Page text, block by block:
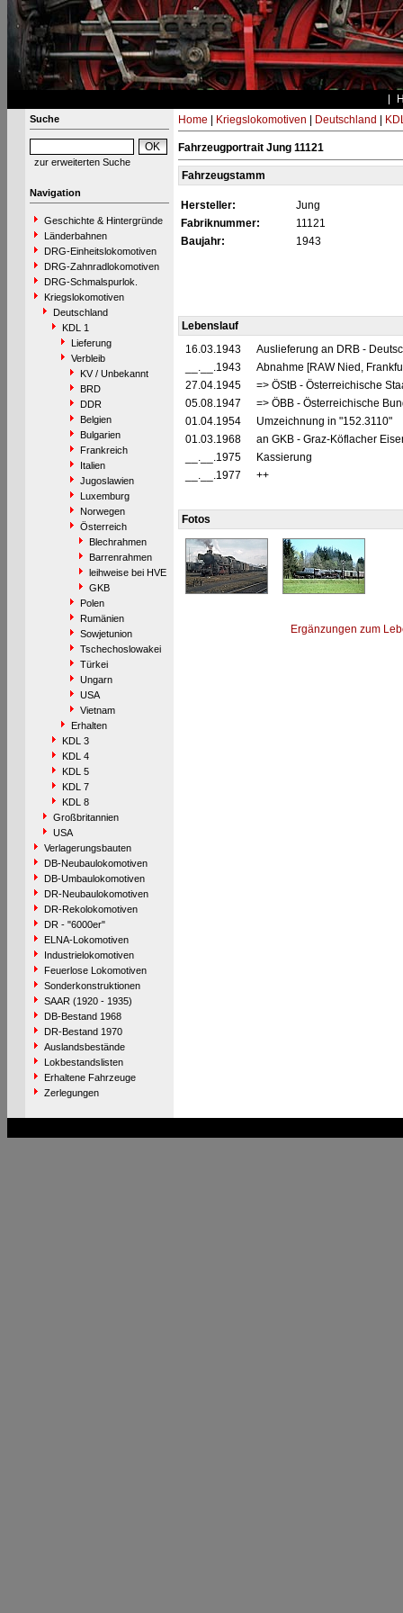
Suche
zur erweiterten Suche
Navigation
Geschichte & Hintergründe
Länderbahnen
DRG-Einheitslokomotiven
DRG-Zahnradlokomotiven
DRG-Schmalspurlok.
Kriegslokomotiven
Deutschland
KDL 1
Lieferung
Verbleib
KV / Unbekannt
BRD
DDR
Belgien
Bulgarien
Frankreich
Italien
Jugoslawien
Luxemburg
Norwegen
Österreich
Blechrahmen
Barrenrahmen
leihweise bei HVE
GKB
Polen
Rumänien
Sowjetunion
Tschechoslowakei
Türkei
Ungarn
USA
Vietnam
Erhalten
KDL 3
KDL 4
KDL 5
KDL 7
KDL 8
Großbritannien
USA
Verlagerungsbauten
DB-Neubaulokomotiven
DB-Umbaulokomotiven
DR-Neubaulokomotiven
DR-Rekolokomotiven
DR - "6000er"
ELNA-Lokomotiven
Industrielokomotiven
Feuerlose Lokomotiven
Sonderkonstruktionen
SAAR (1920 - 1935)
DB-Bestand 1968
DR-Bestand 1970
Auslandsbestände
Lokbestandslisten
Erhaltene Fahrzeuge
Zerlegungen
Home Kriegslokomotiven Deutschland
Fahrzeugportrait Jung 11121
Fahrzeugstamm
Hersteller:
Jung
Fabriknummer:
11121
Baujahr:
1943
Lebenslauf
16.03.1943
Auslieferung an DRB -
__.__.1943
Abnahme [RAW Nied,
27.04.1945
=> ÖStB - Österreichische
05.08.1947
=> ÖBB - Österreichische
01.04.1954
Umzeichnung in "152.3110"
01.03.1968
an GKB - Graz-Köflacher
__.__.1975
Kassierung
__.__.1977
++
Fotos
Ergänzungen zum